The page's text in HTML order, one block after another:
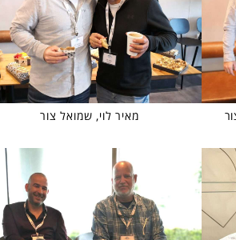
מאיר לוי, שמואל צור